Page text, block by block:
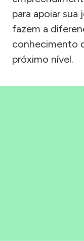
para apoiar
fazem a
conhecimento
próximo nível.